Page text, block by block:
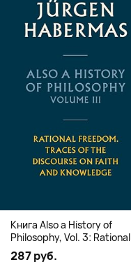
Книга Also a History of
Philosophy, Vol. 3: Rational
Freedom. Traces of the
287 руб.